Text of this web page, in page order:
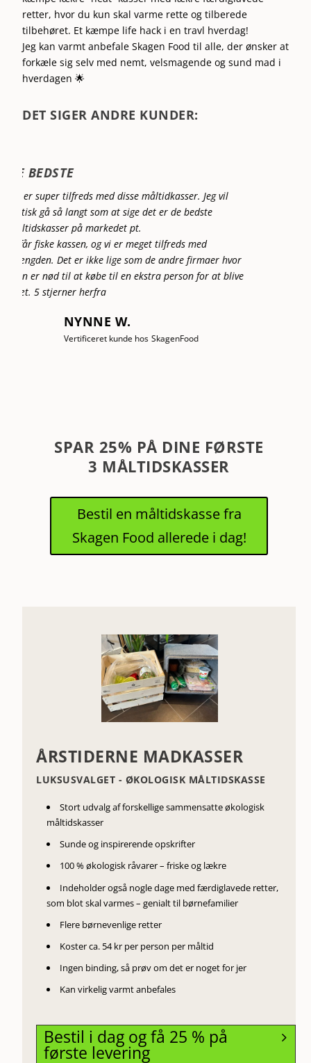
retter, hvor du kun skal varme rette og tilberede
tilbehøret. Et kæmpe life hack i en travl hverdag!
Jeg kan varmt anbefale Skagen Food til alle, der ønsker at
forkæle sig selv med nemt, velsmagende og sund mad i
hverdagen 🌟
DET SIGER ANDRE KUNDER:
BEDSTE MÅLTIDSKASSE PÅ MARKEDET
Fantastisk lækker mad – vi glæder os hver 2. uge, hvor
der kommer en kasse, direkte leveret foran døren med
masser af frisk fisk og andre skønne råvarer. Absolut
bedste måltidskasse på markedet.
LAILA C.
Vertificeret kunde hos
SPAR 25% PÅ DINE FØRSTE
3 MÅLTIDSKASSER
Bestil en måltidskasse fra
Skagen Food allerede i dag!
ÅRSTIDERNE MADKASSER
LUKSUSVALGET - ØKOLOGISK MÅLTIDSKASSE
Stort udvalg af forskellige sammensatte økologisk
måltidskasser
Sunde og inspirerende opskrifter
100 % økologisk råvarer – friske og lækre
Indeholder også nogle dage med færdiglavede retter,
som blot skal varmes – genialt til børnefamilier
Flere børnevenlige retter
Koster ca. 54 kr per person per måltid
Ingen binding, så prøv om det er noget for jer
Kan virkelig varmt anbefales
Bestil i dag og få 25 % på
første levering
5